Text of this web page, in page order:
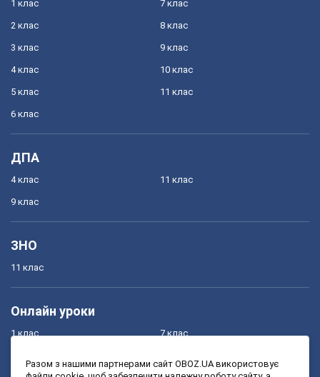
1 клас
2 клас
3 клас
4 клас
5 клас
6 клас
7 клас
8 клас
9 клас
10 клас
11 клас
ДПА
4 клас
9 клас
11 клас
ЗНО
11 клас
Онлайн уроки
1 клас 7 клас
Разом з нашими партнерами сайт OBOZ.UA використовує